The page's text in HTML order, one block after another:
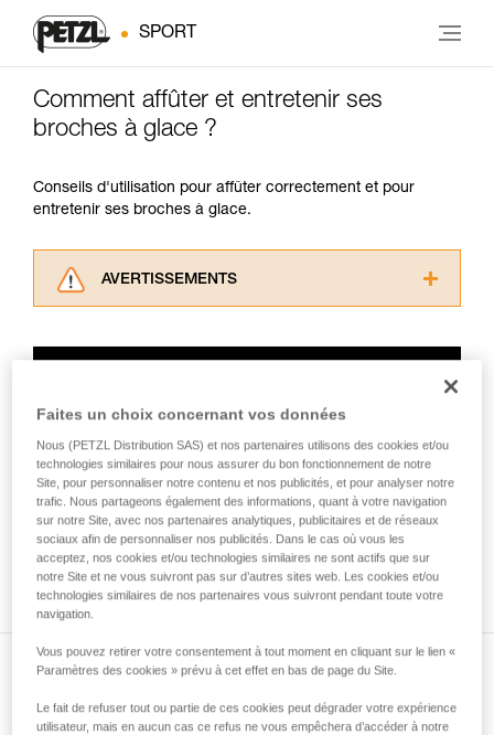
SPORT
Comment affûter et entretenir ses
broches à glace ?
Conseils d'utilisation pour affûter correctement et pour
entretenir ses broches à glace.
AVERTISSEMENTS
consulter. Vous devez avoir compris les
pouvoir comprendre ce complément
Maîtriser ces techniques nécessite une
formation et un entraînement spécifique. Validez
avec un professionnel votre capacité à refaire
la manipulation, seul, en toute sécurité, avant
de la reproduire en autonomie.
Nous donnons des exemples de techniques
liées à votre activité. Il peut en exister d’autres
que nous ne décrivons pas ici.
Présent dans l'article
Faites un choix concernant vos données
Nous (PETZL Distribution SAS) et nos partenaires utilisons des cookies et/ou
technologies similaires pour nous assurer du bon fonctionnement de notre
Site, pour personnaliser notre contenu et nos publicités, et pour analyser notre
trafic. Nous partageons également des informations, quant à votre navigation
sur notre Site, avec nos partenaires analytiques, publicitaires et de réseaux
sociaux afin de personnaliser nos publicités. Dans le cas où vous les
acceptez, nos cookies et/ou technologies similaires ne sont actifs que sur
notre Site et ne vous suivront pas sur d’autres sites web. Les cookies et/ou
technologies similaires de nos partenaires vous suivront pendant toute votre
navigation.
Vous pouvez retirer votre consentement à tout moment en cliquant sur le lien «
Paramètres des cookies » prévu à cet effet en bas de page du Site.
Le fait de refuser tout ou partie de ces cookies peut dégrader votre expérience
utilisateur, mais en aucun cas ce refus ne vous empêchera d’accéder à notre